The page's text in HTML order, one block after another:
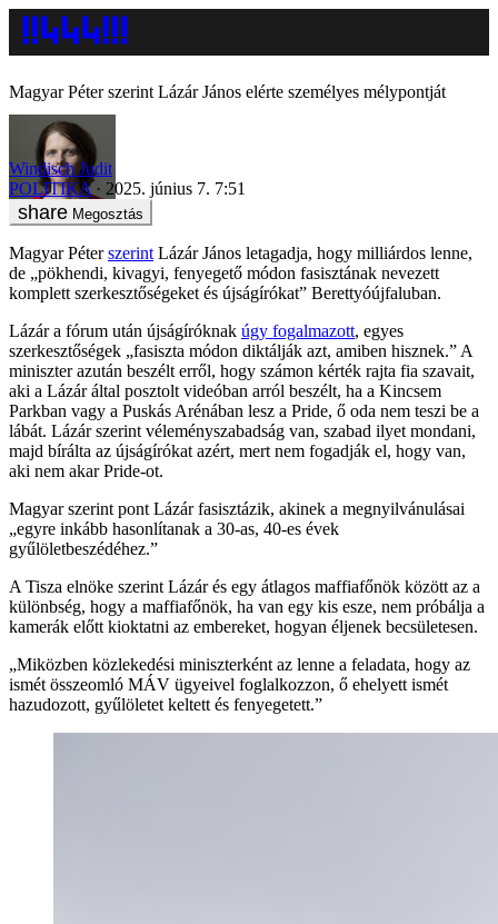
Magyar Péter szerint Lázár János elérte személyes mélypontját
Windisch Judit
POLITIKA
2025. június 7. 7:51
Megosztás
Magyar Péterszerint Lázár János letagadja, hogy milliárdos lenne,
de „pökhendi, kivagyi, fenyegető módon fasisztának nevezett
komplett szerkesztőségeket és újságírókat” Berettyóújfaluban.
Lázár a fórum után újságíróknak úgy fogalmazott, egyes
szerkesztőségek „fasiszta módon diktálják azt, amiben hisznek.” A
miniszter azután beszélt erről, hogy számon kérték rajta fia szavait,
aki a Lázár által posztolt videóban arról beszélt, ha a Kincsem
Parkban vagy a Puskás Arénában lesz a Pride, ő oda nem teszi be a
lábát. Lázár szerint véleményszabadság van, szabad ilyet mondani,
majd bírálta az újságírókat azért, mert nem fogadják el, hogy van,
aki nem akar Pride-ot.
Magyar szerint pont Lázár fasisztázik, akinek a megnyilvánulásai
„egyre inkább hasonlítanak a 30-as, 40-es évek
gyűlöletbeszédéhez.”
A Tisza elnöke szerint Lázár és egy átlagos maffiafőnök között az a
különbség, hogy a maffiafőnök, ha van egy kis esze, nem próbálja a
kamerák előtt kioktatni az embereket, hogyan éljenek becsületesen.
„Miközben közlekedési miniszterként az lenne a feladata, hogy az
ismét összeomló MÁV ügyeivel foglalkozzon, ő ehelyett ismét
hazudozott, gyűlöletet keltett és fenyegetett.”